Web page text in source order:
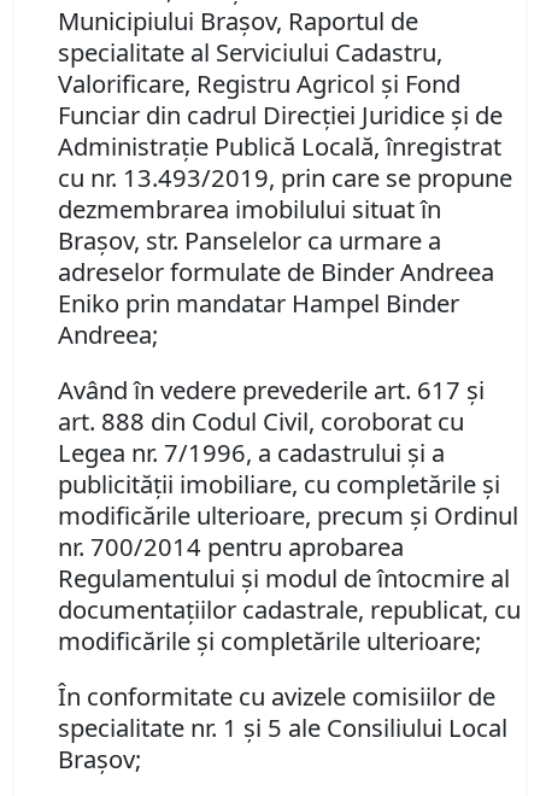
Municipiului Braşov, Raportul de
specialitate al Serviciului Cadastru,
Valorificare, Registru Agricol şi Fond
Funciar din cadrul Direcţiei Juridice şi de
Administraţie Publică Locală, înregistrat
cu nr. 13.493/2019, prin care se propune
dezmembrarea imobilului situat în
Braşov, str. Panselelor ca urmare a
adreselor formulate de Binder Andreea
Eniko prin mandatar Hampel Binder
Andreea;
Având în vedere prevederile art. 617 şi
art. 888 din Codul Civil, coroborat cu
Legea nr. 7/1996, a cadastrului şi a
publicităţii imobiliare, cu completările şi
modificările ulterioare, precum şi Ordinul
nr. 700/2014 pentru aprobarea
Regulamentului şi modul de întocmire al
documentaţiilor cadastrale, republicat, cu
modificările şi completările ulterioare;
În conformitate cu avizele comisiilor de
specialitate nr. 1 şi 5 ale Consiliului Local
Braşov;